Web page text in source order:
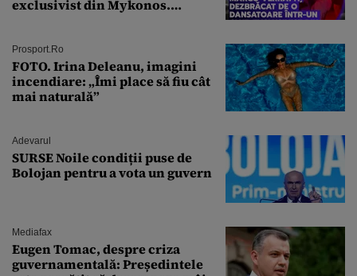
exclusivist din Mykonos.
Prosport.ro
FOTO. Irina Deleanu, imagini
incendiare: „Îmi place să fiu cât
mai naturală”
Adevarul
SURSE Noile condiții puse de
Bolojan pentru a vota un guvern
Mediafax
Eugen Tomac, despre criza
guvernamentală: Președintele